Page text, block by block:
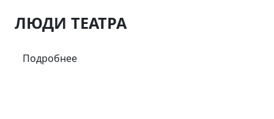
ЛЮДИ ТЕАТРА
Подробнее